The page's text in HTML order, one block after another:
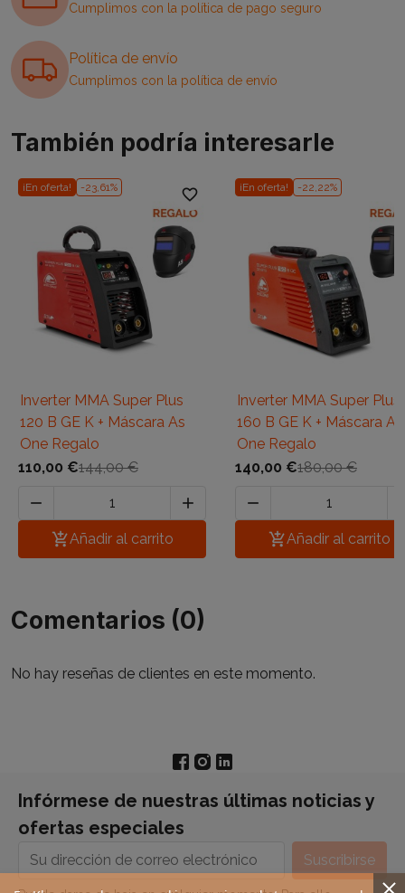
Cumplimos con la política de pago seguro
Política de envío
Cumplimos con la política de envío
También podría interesarle
¡En oferta! -23,61% favorite_border
Inverter MMA Super Plus
120 B GE K + Máscara As
One Regalo
110,00 €144,00 €


Añadir al carrito
¡En oferta! -22,22%
Inverter MMA Super Plus
160 B GE K + Máscara As
One Regalo
140,00 €180,00 €

Añadir al carrito
Comentarios (0)
No hay reseñas de clientes en este momento.
Infórmese de nuestras últimas noticias y
ofertas especiales